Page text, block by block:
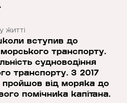
житті
вступив до
морського транспорту.
судноводіння
транспорту. З 2017
від моряка до
помічника капітана.